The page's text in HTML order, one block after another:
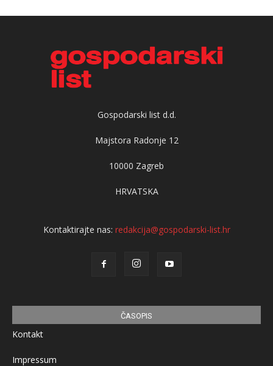
Gospodarski list d.d.
Majstora Radonje 12
10000 Zagreb
HRVATSKA
Kontaktirajte nas: redakcija@gospodarski-list.hr
ČASOPIS
Kontakt
Impressum